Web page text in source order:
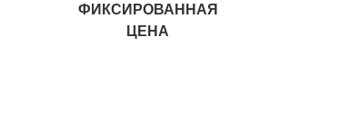
ФИКСИРОВАННАЯ
ЦЕНА